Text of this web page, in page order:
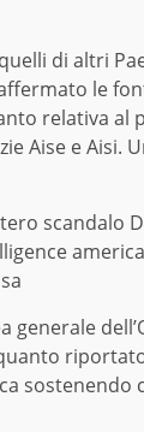
di altri
le
relativa al
Aise e Aisi.
scandalo
generale
quanto
sostenendo